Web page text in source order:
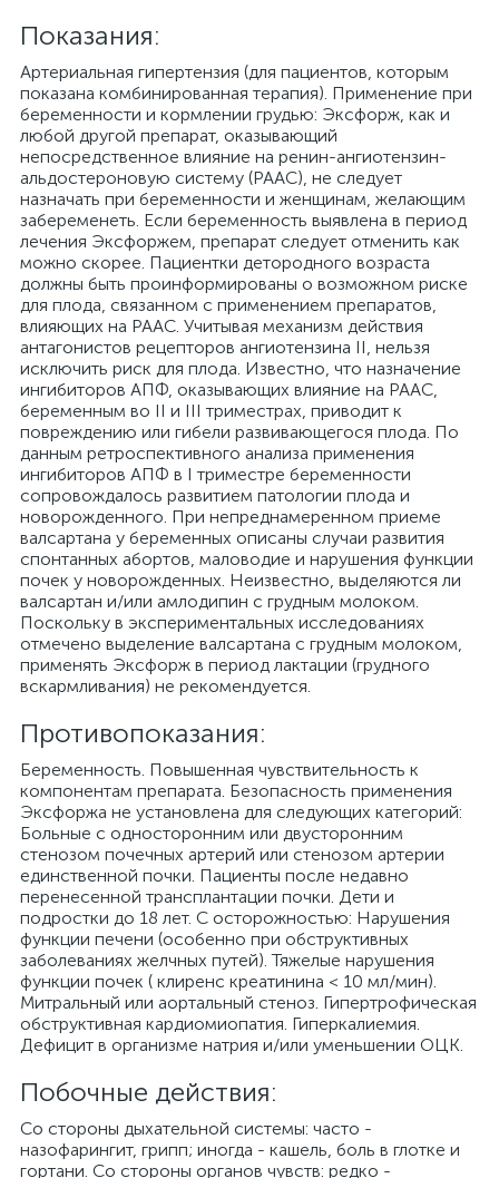
Показания:
Артериальная гипертензия (для пациентов, которым
показана комбинированная терапия). Применение при
беременности и кормлении грудью: Эксфорж, как и
любой другой препарат, оказывающий
непосредственное влияние на ренин-ангиотензин-
альдостероновую систему (РААС), не следует
назначать при беременности и женщинам, желающим
забеременеть. Если беременность выявлена в период
лечения Эксфоржем, препарат следует отменить как
можно скорее. Пациентки детородного возраста
должны быть проинформированы о возможном риске
для плода, связанном с применением препаратов,
влияющих на РААС. Учитывая механизм действия
антагонистов рецепторов ангиотензина II, нельзя
исключить риск для плода. Известно, что назначение
ингибиторов АПФ, оказывающих влияние на РААС,
беременным во II и III триместрах, приводит к
повреждению или гибели развивающегося плода. По
данным ретроспективного анализа применения
ингибиторов АПФ в I триместре беременности
сопровождалось развитием патологии плода и
новорожденного. При непреднамеренном приеме
валсартана у беременных описаны случаи развития
спонтанных абортов, маловодие и нарушения функции
почек у новорожденных. Неизвестно, выделяются ли
валсартан и/или амлодипин с грудным молоком.
Поскольку в экспериментальных исследованиях
отмечено выделение валсартана с грудным молоком,
применять Эксфорж в период лактации (грудного
вскармливания) не рекомендуется.
Противопоказания:
Беременность. Повышенная чувствительность к
компонентам препарата. Безопасность применения
Эксфоржа не установлена для следующих категорий:
Больные с односторонним или двусторонним
стенозом почечных артерий или стенозом артерии
единственной почки. Пациенты после недавно
перенесенной трансплантации почки. Дети и
подростки до 18 лет. С осторожностью: Нарушения
функции печени (особенно при обструктивных
заболеваниях желчных путей). Тяжелые нарушения
функции почек ( клиренс креатинина < 10 мл/мин).
Митральный или аортальный стеноз. Гипертрофическая
обструктивная кардиомиопатия. Гиперкалиемия.
Дефицит в организме натрия и/или уменьшении ОЦК.
Побочные действия:
Со стороны дыхательной системы: часто -
назофарингит, грипп; иногда - кашель, боль в глотке и
гортани. Со стороны органов чувств: редко -